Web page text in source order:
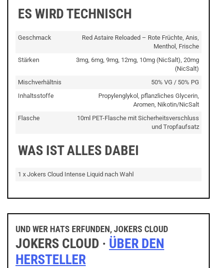
ES WIRD TECHNISCH
Geschmack
Red Astaire Reloaded – Rote Früchte, Anis,
Menthol, Frische
Stärken
3mg, 6mg, 9mg, 12mg, 10mg (NicSalt), 20mg
(NicSalt)
Mischverhältnis
50% VG / 50% PG
Inhaltsstoffe
Propylenglykol, pflanzliches Glycerin,
Aromen, Nikotin/NicSalt
Flasche
10ml PET-Flasche mit Sicherheitsverschluss
und Tropfaufsatz
WAS IST ALLES DABEI
1 x Jokers Cloud Intense Liquid nach Wahl
UND WER HATS ERFUNDEN, JOKERS CLOUD
JOKERS CLOUD · ÜBER DEN
HERSTELLER